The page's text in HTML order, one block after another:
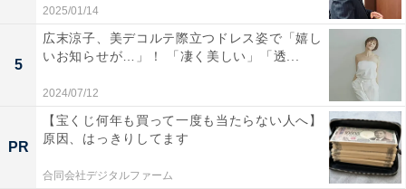
2025/01/14
5
広末涼子、美デコルテ際立つドレス姿で「嬉し
いお知らせが…」！ 「凄く美しい」「透...
2024/07/12
PR
【宝くじ何年も買って一度も当たらない人へ】
原因、はっきりしてます
合同会社デジタルファーム